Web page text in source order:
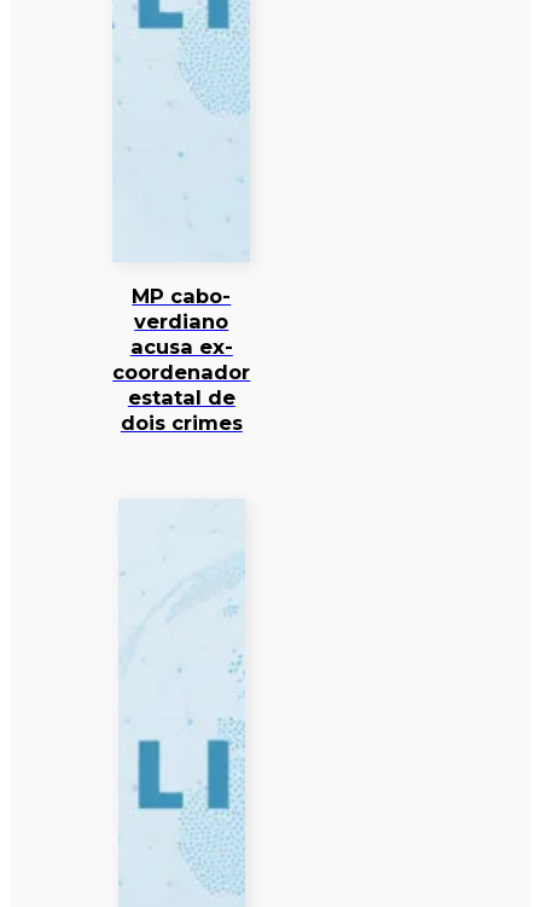
MP cabo-
verdiano
acusa ex-
coordenador
estatal de
dois crimes